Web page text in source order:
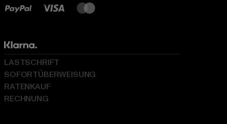
LASTSCHRIFT
SOFORTÜBERWEISUNG
RATENKAUF
RECHNUNG